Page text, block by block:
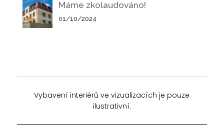
Máme zkolaudováno!
01/10/2024
Vybavení interiérů ve vizualizacích je pouze
ilustrativní.